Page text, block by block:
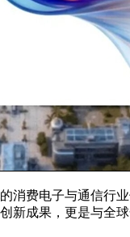
费电子与通信行
成果，更是与全